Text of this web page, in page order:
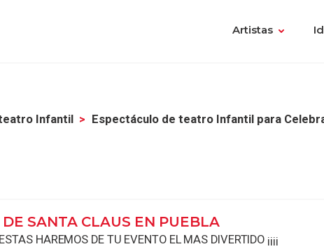
Artistas
Infantil
Espectáculo de teatro Infantil para
SANTA CLAUS EN PUEBLA
HAREMOS DE TU EVENTO EL MAS DIVERTIDO ¡¡¡¡